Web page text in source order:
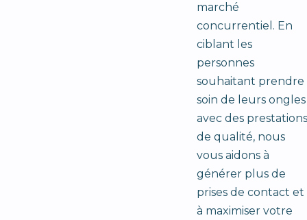
marché
concurrentiel. En
ciblant les
personnes
souhaitant prendre
soin de leurs ongles
avec des prestations
de qualité, nous
vous aidons à
générer plus de
prises de contact et
à maximiser votre